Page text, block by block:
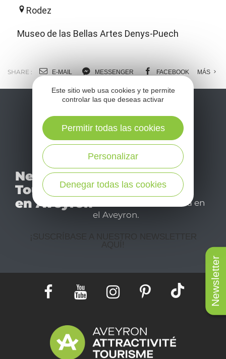
Newsletter
Rodez
Museo de las Bellas Artes Denys-Puech
SHARE : E-MAIL MESSENGER FACEBOOK MÁS
Newsletter
Tourismo
en Aveyron
No se pierda nuestro
mensual newsletter y
déjese inspirar para
disfrutar de su estancia en
el Aveyron.
¡SUSCRÍBASE A NUESTRO NEWSLETTER
AQUÍ!
Este sitio web usa cookies y te permite
controlar las que deseas activar
Denegar todas las cookies
Personalizar
Permitir todas las cookies